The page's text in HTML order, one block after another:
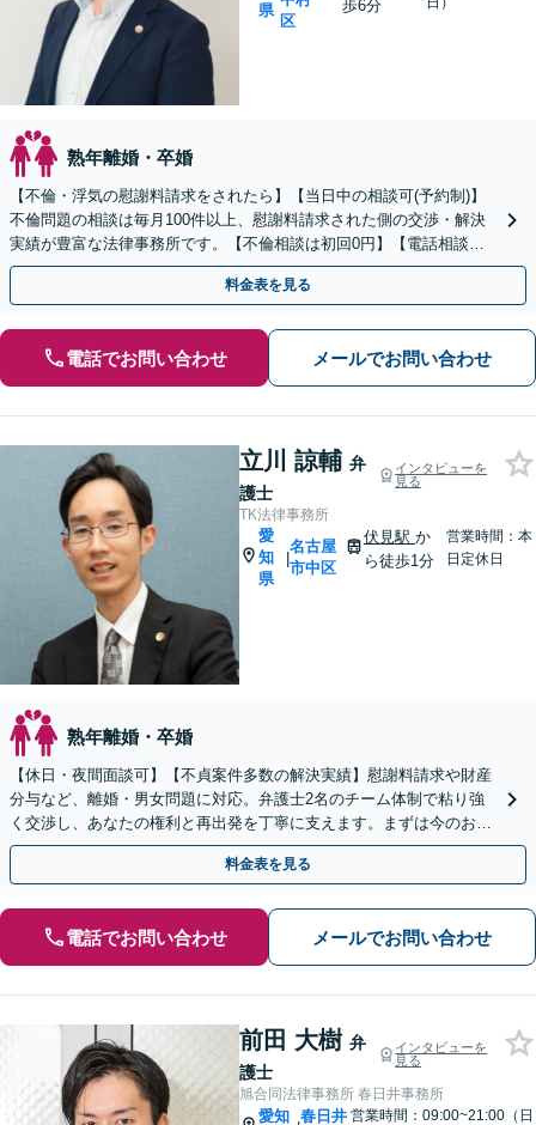
県
区
歩6分
熟年離婚・卒婚
【不倫・浮気の慰謝料請求をされたら】【当日中の相談可(予約制)】
不倫問題の相談は毎月100件以上、慰謝料請求された側の交渉・解決
実績が豊富な法律事務所です。【不倫相談は初回0円】【電話相談で
ご契約まで対応可/来所不要】
料金表を見る
電話でお問い合わせ メールでお問い合わせ
立川 諒輔 弁
護士
インタビューを
見る
TK法律事務所
愛
知
県
|
名古屋
市中区
伏見駅 か
ら徒歩1分
営業時間：本
日定休日
熟年離婚・卒婚
【休日・夜間面談可】【不貞案件多数の解決実績】慰謝料請求や財産
分与など、離婚・男女問題に対応。弁護士2名のチーム体制で粘り強
く交渉し、あなたの権利と再出発を丁寧に支えます。まずは今のお悩
みをお聞かせください。
料金表を見る
電話でお問い合わせ メールでお問い合わせ
前田 大樹 弁
護士
インタビューを
見る
旭合同法律事務所 春日井事務所
愛知 春日井 営業時間：09:00~21:00（日